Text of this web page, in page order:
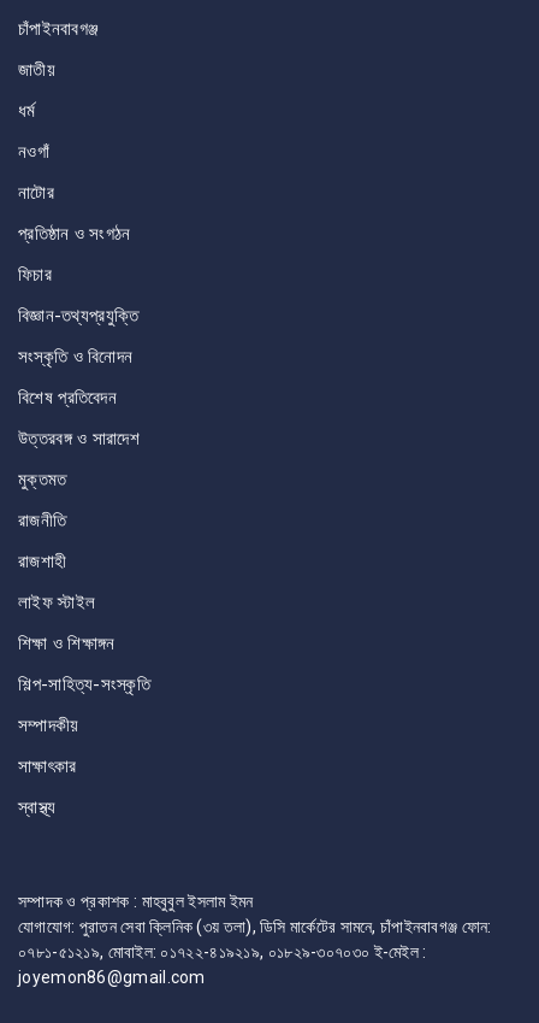
চাঁপাইনবাবগঞ্জ
জাতীয়
ধর্ম
নওগাঁ
নাটোর
প্রতিষ্ঠান ও সংগঠন
ফিচার
বিজ্ঞান-তথ্যপ্রযুক্তি
সংস্কৃতি ও বিনোদন
বিশেষ প্রতিবেদন
উত্তরবঙ্গ ও সারাদেশ
মুক্তমত
রাজনীতি
রাজশাহী
লাইফ স্টাইল
শিক্ষা ও শিক্ষাঙ্গন
শিল্প-সাহিত্য-সংস্কৃতি
সম্পাদকীয়
সাক্ষাৎকার
স্বাস্থ্য
সম্পাদক ও প্রকাশক : মাহবুবুল ইসলাম ইমন
যোগাযোগ: পুরাতন সেবা ক্লিনিক (৩য় তলা), ডিসি মার্কেটের সামনে, চাঁপাইনবাবগঞ্জ ফোন:
০৭৮১-৫১২১৯, মোবাইল: ০১৭২২-৪১৯২১৯, ০১৮২৯-৩০৭০৩০ ই-মেইল :
joyemon86@gmail.com